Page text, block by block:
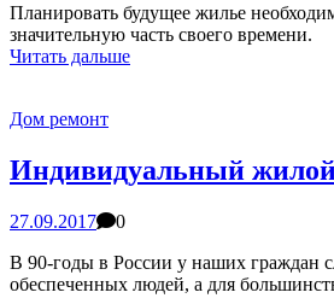
Планировать будущее жилье
значительную часть своего времени.
Читать дальше
Дом ремонт
Индивидуальный
27.09.2017
0
В 90-годы в России у наших граждан
обеспеченных людей, а для